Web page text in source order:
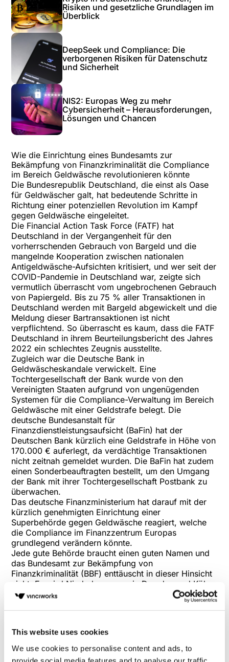
This website uses cookies
We use cookies to personalise content and ads, to
Risiken und gesetzliche Grundlagen im
Überblick
DeepSeek und Compliance: Die
verborgenen Risiken für Datenschutz
und Sicherheit
NIS2: Europas Weg zu mehr
Cybersicherheit – Herausforderungen,
Lösungen und Chancen
Wie die Einrichtung eines Bundesamts zur
Bekämpfung von Finanzkriminalität die Compliance
im Bereich Geldwäsche revolutionieren könnte
Die Bundesrepublik Deutschland, die einst als Oase
für Geldwäscher galt, hat bedeutende Schritte in
Richtung einer potenziellen Revolution im Kampf
gegen Geldwäsche eingeleitet.
Die Financial Action Task Force (FATF) hat
Deutschland in der Vergangenheit für den
vorherrschenden Gebrauch von Bargeld und die
mangelnde Kooperation zwischen nationalen
Antigeldwäsche-Aufsichten kritisiert, und wer seit der
COVID-Pandemie in Deutschland war, zeigte sich
vermutlich überrascht vom ungebrochenen Gebrauch
von Papiergeld. Bis zu 75 % aller Transaktionen in
Deutschland werden mit Bargeld abgewickelt und die
Meldung dieser Bartransaktionen ist nicht
verpflichtend. So überrascht es kaum, dass die FATF
Deutschland in ihrem Beurteilungsbericht des Jahres
2022 ein schlechtes Zeugnis ausstellte.
Zugleich war die Deutsche Bank in
Geldwäscheskandale verwickelt. Eine
Tochtergesellschaft der Bank wurde von den
Vereinigten Staaten aufgrund von ungenügenden
Systemen für die Compliance-Verwaltung im Bereich
Geldwäsche mit einer Geldstrafe belegt. Die
deutsche Bundesanstalt für
Finanzdienstleistungsaufsicht (BaFin) hat der
Deutschen Bank kürzlich eine Geldstrafe in Höhe von
170.000 € auferlegt, da verdächtige Transaktionen
nicht zeitnah gemeldet wurden. Die BaFin hat zudem
einen Sonderbeauftragten bestellt, um den Umgang
der Bank mit ihrer Tochtergesellschaft Postbank zu
überwachen.
Das deutsche Finanzministerium hat darauf mit der
kürzlich genehmigten Einrichtung einer
Superbehörde gegen Geldwäsche reagiert, welche
die Compliance im Finanzzentrum Europas
grundlegend verändern könnte.
Jede gute Behörde braucht einen guten Namen und
das Bundesamt zur Bekämpfung von
Finanzkriminalität (BBF) enttäuscht in dieser Hinsicht
nicht. Es wird Niederlassungen in Dresden und Köln
haben,1.700 Personen beschäftigen und über ein
. Das englische
Das BBF wird durch die Gründung verschiedener
neuer Zentralstellen unterstützt, was einen
kollaborativen Ansatz zu Financial Intelligence und